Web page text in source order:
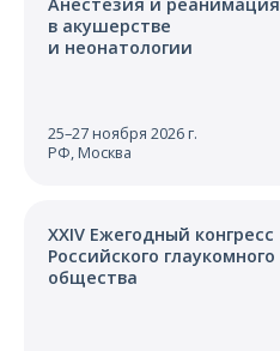
в акушерстве
и неонатологии
25–27 ноября 2026 г.
РФ, Москва
XXIV Ежегодный конгресс
Российского глаукомного
общества